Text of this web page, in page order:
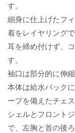
す。
細身に仕上げたフ
着をレイヤリング
耳を締め付けず、
す。
袖口は部分的に伸
本体は給水パック
ープを備えたチェ
シェルとフロント
で、左胸と首の後